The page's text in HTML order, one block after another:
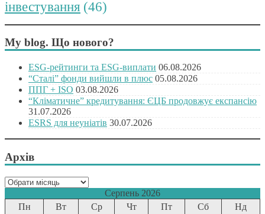
інвестування (46)
My blog. Що нового?
ESG-рейтинги та ESG-виплати 06.08.2026
“Сталі” фонди вийшли в плюс 05.08.2026
ППГ + ISO 03.08.2026
“Кліматичне” кредитування: ЄЦБ продовжує експансію
31.07.2026
ESRS для неуніатів 30.07.2026
Архів
Архів
Серпень 2026
Пн
Вт Ср Чт Пт Сб Нд